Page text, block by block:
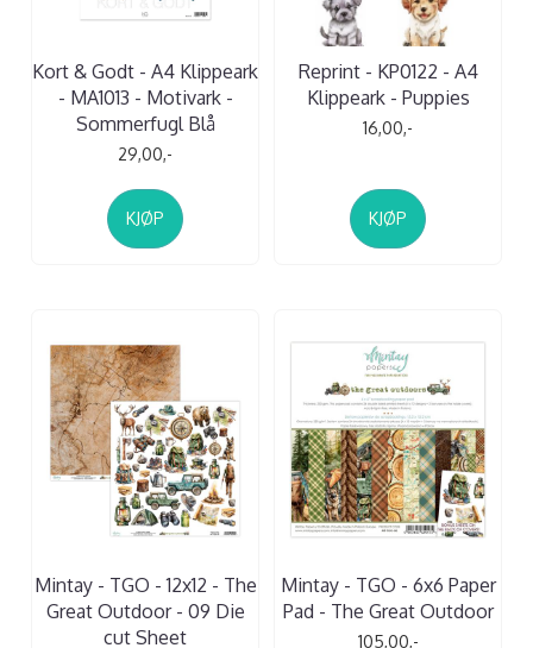
Kort & Godt - A4 Klippeark
- MA1013 - Motivark -
Sommerfugl Blå
29,00,-
KJØP
Reprint - KP0122 - A4
Klippeark - Puppies
16,00,-
KJØP
Mintay - TGO - 12x12 - The
Great Outdoor - 09 Die
cut Sheet
Mintay - TGO - 6x6 Paper
Pad - The Great Outdoor
105,00,-